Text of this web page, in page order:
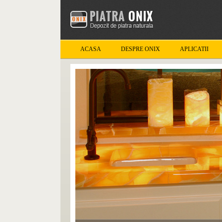
ACASA DESPRE ONIX APLICATII